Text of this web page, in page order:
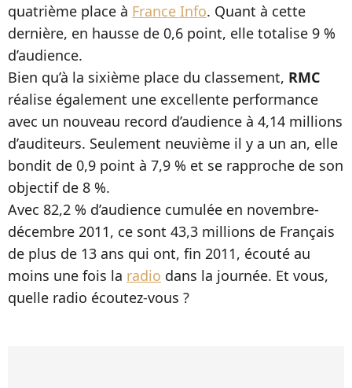
quatrième place à France Info. Quant à cette
dernière, en hausse de 0,6 point, elle totalise 9 %
d’audience.
Bien qu’à la sixième place du classement, RMC
réalise également une excellente performance
avec un nouveau record d’audience à 4,14 millions
d’auditeurs. Seulement neuvième il y a un an, elle
bondit de 0,9 point à 7,9 % et se rapproche de son
objectif de 8 %.
Avec 82,2 % d’audience cumulée en novembre-
décembre 2011, ce sont 43,3 millions de Français
de plus de 13 ans qui ont, fin 2011, écouté au
moins une fois la radio dans la journée. Et vous,
quelle radio écoutez-vous ?